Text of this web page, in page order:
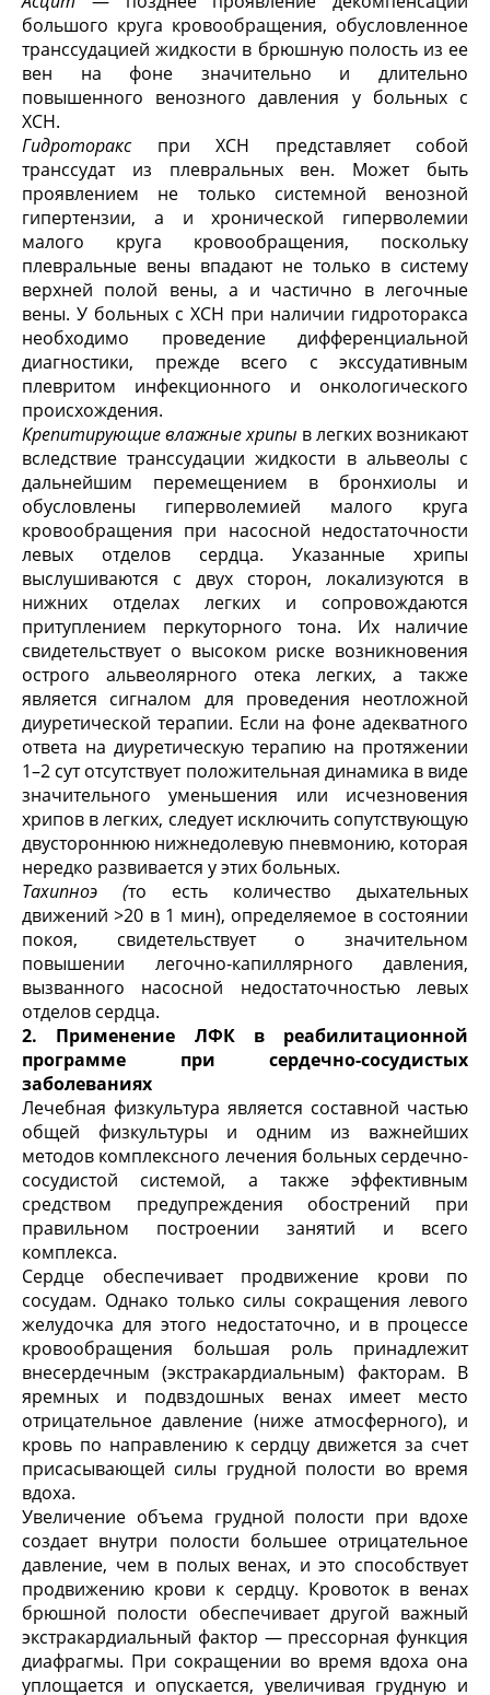
большого круга кровообращения, обусловленное
транссудацией жидкости в брюшную полость из ее
вен на фоне значительно и длительно
повышенного венозного давления у больных с
ХСН.
Гидроторакспри ХСН представляет собой
транссудат из плевральных вен. Может быть
проявлением не только системной венозной
гипертензии, а и хронической гиперволемии
малого круга кровообращения, поскольку
плевральные вены впадают не только в систему
верхней полой вены, а и частично в легочные
вены. У больных с ХСН при наличии гидроторакса
необходимо проведение дифференциальной
диагностики, прежде всего с экссудативным
плевритом инфекционного и онкологического
происхождения.
Крепитирующие влажные хрипы в легких возникают
вследствие транссудации жидкости в альвеолы с
дальнейшим перемещением в бронхиолы и
обусловлены гиперволемией малого круга
кровообращения при насосной недостаточности
левых отделов сердца. Указанные хрипы
выслушиваются с двух сторон, локализуются в
нижних отделах легких и сопровождаются
притуплением перкуторного тона. Их наличие
свидетельствует о высоком риске возникновения
острого альвеолярного отека легких, а также
является сигналом для проведения неотложной
диуретической терапии. Если на фоне адекватного
ответа на диуретическую терапию на протяжении
1–2 сут отсутствует положительная динамика в виде
значительного уменьшения или исчезновения
хрипов в легких, следует исключить сопутствующую
двустороннюю нижнедолевую пневмонию, которая
нередко развивается у этих больных.
Тахипноэ (то есть количество дыхательных
движений >20 в 1 мин), определяемое в состоянии
покоя, свидетельствует о значительном
повышении легочно-капиллярного давления,
вызванного насосной недостаточностью левых
отделов сердца.
2. Применение ЛФК в реабилитационной
программе при сердечно-сосудистых
заболеваниях
Лечебная физкультура является составной частью
общей физкультуры и одним из важнейших
методов комплексного лечения больных сердечно-
сосудистой системой, а также эффективным
средством предупреждения обострений при
правильном построении занятий и всего
комплекса.
Сердце обеспечивает продвижение крови по
сосудам. Однако только силы сокращения левого
желудочка для этого недостаточно, и в процессе
кровообращения большая роль принадлежит
внесердечным (экстракардиальным) факторам. В
яремных и подвздошных венах имеет место
отрицательное давление (ниже атмосферного), и
кровь по направлению к сердцу движется за счет
присасывающей силы грудной полости во время
вдоха.
Увеличение объема грудной полости при вдохе
создает внутри полости большее отрицательное
давление, чем в полых венах, и это способствует
продвижению крови к сердцу. Кровоток в венах
брюшной полости обеспечивает другой важный
экстракардиальный фактор — прессорная функция
диафрагмы. При сокращении во время вдоха она
уплощается и опускается, увеличивая грудную и